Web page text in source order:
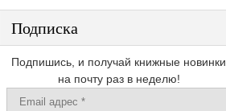
Подписка
Подпишись, и получай книжные новинки
на почту раз в неделю!